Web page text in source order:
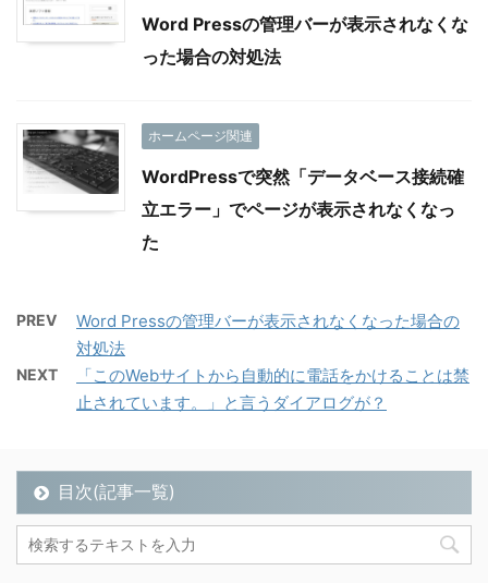
Word Pressの管理バーが表示されなくな
った場合の対処法
ホームページ関連
WordPressで突然「データベース接続確
立エラー」でページが表示されなくなっ
た
PREV
Word Pressの管理バーが表示されなくなった場合の
対処法
NEXT
「このWebサイトから自動的に電話をかけることは禁
止されています。」と言うダイアログが？
目次(記事一覧)